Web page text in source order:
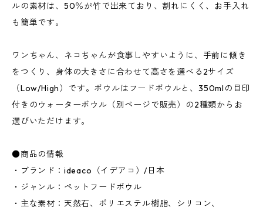
ルの素材は、50％が竹で出来ており、割れにくく、お手入れ
も簡単です。
ワンちゃん、ネコちゃんが食事しやすいように、手前に傾き
をつくり、身体の大きさに合わせて高さを選べる2サイズ
（Low/High）です。ボウルはフードボウルと、350mlの目印
付きのウォーターボウル（別ページで販売）の2種類からお
選びいただけます。
●商品の情報
・ブランド：ideaco（イデアコ）/日本
・ジャンル：ペットフードボウル
・主な素材：天然石、ポリエステル樹脂、シリコン、